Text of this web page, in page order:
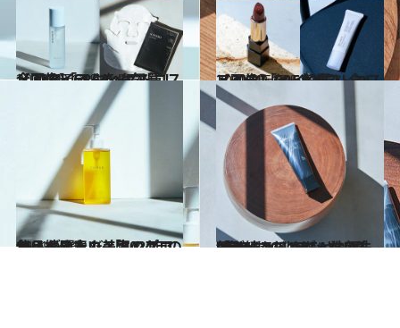
2021.12.14
【画像】CREAベストコスメ2021「スキンケア篇」全27アイテムを一気見！
ビューティ＆ヘルス 2021.12.14
【画像】CREAベストコスメ2021「メイク篇」全47アイテムを一気見！
ビューティ＆ヘルス
2021.12.12
使い続けたいスキンケア名品を発表！美容のプロ15人が選んだ 「2021年のマイベストコスメ」
ビューティ＆ヘルス 2021.12.14
“落とす”だけじゃない洗顔が続々！ CREAベストコスメ 2021ランキング 「クレンジング・洗顔」BEST5
ビューティ＆ヘルス